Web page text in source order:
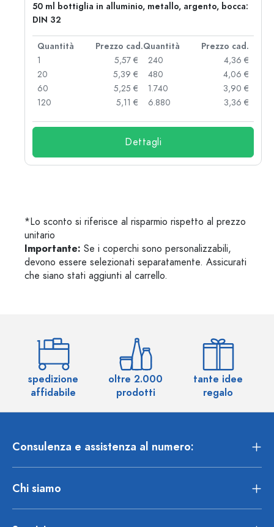
50 ml bottiglia in alluminio, metallo, argento, bocca:
DIN 32
Quantità Prezzo cad.Quantità
Prezzo cad.
1
5,57 €
20
5,39 €
60
5,25 €
120
5,11 €
240
4,36 €
480
4,06 €
1.740
3,90 €
6.880
3,36 €
Dettagli
*Lo sconto si riferisce al risparmio rispetto al prezzo
unitario
Importante: Se i coperchi sono personalizzabili,
devono essere selezionati separatamente. Assicurati
che siano stati aggiunti al carrello.
spedizione
affidabile
oltre 2.000
prodotti
tante idee
regalo
Consulenza e assistenza al numero:
Chi siamo